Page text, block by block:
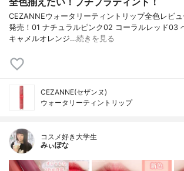
CEZANNEウォータリーティントリップ全色レビ
発売！01 ナチュラルピンク02 コーラルレッド03
キャメルオレンジ…続きを見る
CEZANNE(セザンヌ)
ウォータリーティントリップ
コスメ好き大学生
みぃぽな